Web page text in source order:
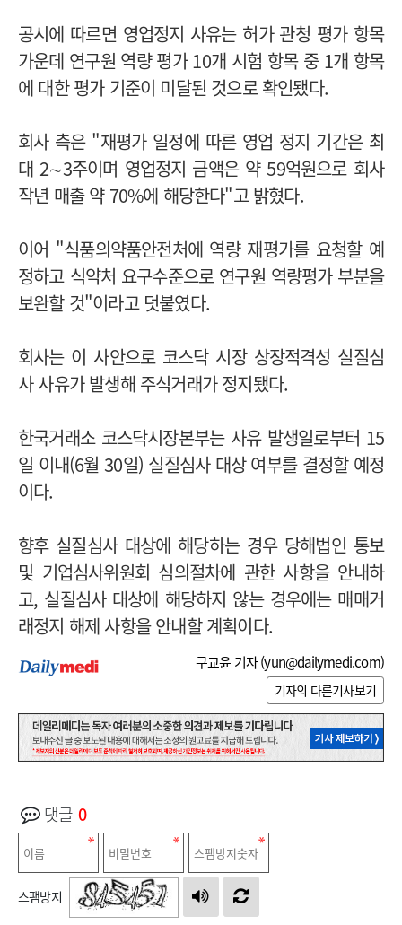
공시에 따르면 영업정지 사유는 허가 관청 평가 항목
가운데 연구원 역량 평가 10개 시험 항목 중 1개 항목
에 대한 평가 기준이 미달된 것으로 확인됐다.
회사 측은 "재평가 일정에 따른 영업 정지 기간은 최
대 2∼3주이며 영업정지 금액은 약 59억원으로 회사
작년 매출 약 70%에 해당한다"고 밝혔다.
이어 "식품의약품안전처에 역량 재평가를 요청할 예
정하고 식약처 요구수준으로 연구원 역량평가 부분을
보완할 것"이라고 덧붙였다.
회사는 이 사안으로 코스닥 시장 상장적격성 실질심
사 사유가 발생해 주식거래가 정지됐다.
한국거래소 코스닥시장본부는사유 발생일로부터 15
일 이내(6월 30일) 실질심사 대상 여부를 결정할 예정
이다.
향후 실질심사 대상에 해당하는 경우 당해법인 통보
및 기업심사위원회 심의절차에 관한 사항을 안내하
고, 실질심사 대상에 해당하지 않는 경우에는 매매거
래정지 해제 사항을 안내할 계획이다.
구교윤 기자 (yun@dailymedi.com)
기자의 다른기사보기
댓글 0
스팸방지